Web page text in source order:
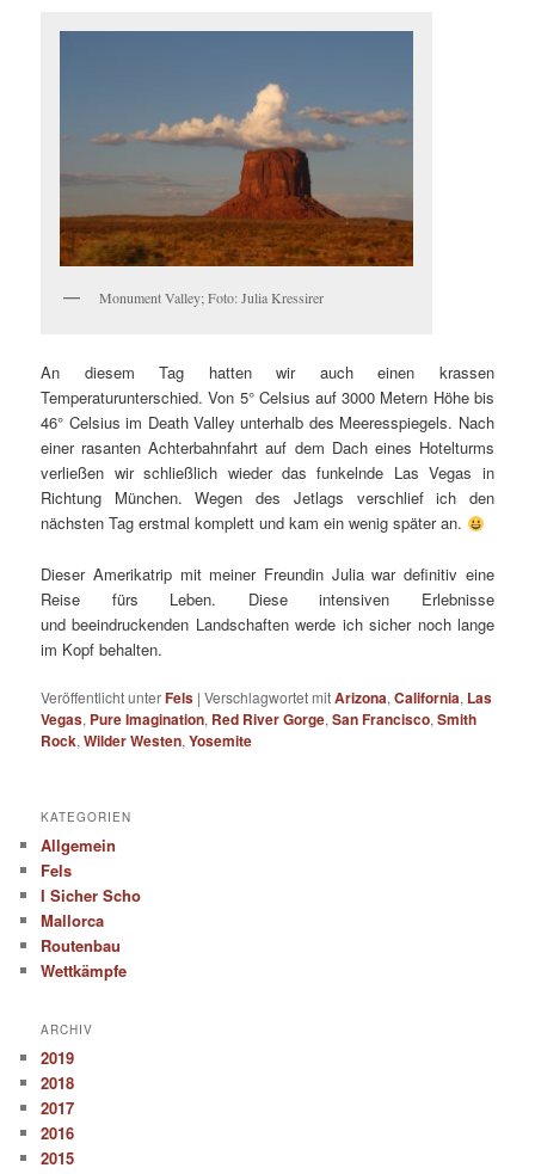
Monument Valley; Foto: Julia Kressirer
An diesem Tag hatten wir auch einen krassen
Temperaturunterschied. Von 5° Celsius auf 3000 Metern Höhe bis
46° Celsius im Death Valley unterhalb des Meeresspiegels. Nach
einer rasanten Achterbahnfahrt auf dem Dach eines Hotelturms
verließen wir schließlich wieder das funkelnde Las Vegas in
Richtung München. Wegen des Jetlags verschlief ich den
nächsten Tag erstmal komplett und kam ein wenig später an.
Dieser Amerikatrip mit meiner Freundin Julia war definitiv eine
Reise fürs Leben. Diese intensiven Erlebnisse
und beeindruckenden Landschaften werde ich sicher noch lange
im Kopf behalten.
Veröffentlicht unterFels |Verschlagwortet mitArizona,California, Las
Vegas, Pure Imagination, Red River Gorge,San Francisco,Smith
Rock,Wilder Westen,Yosemite
KATEGORIEN
Allgemein
Fels
I Sicher Scho
Mallorca
Routenbau
Wettkämpfe
ARCHIV
2019
2018
2017
2016
2015